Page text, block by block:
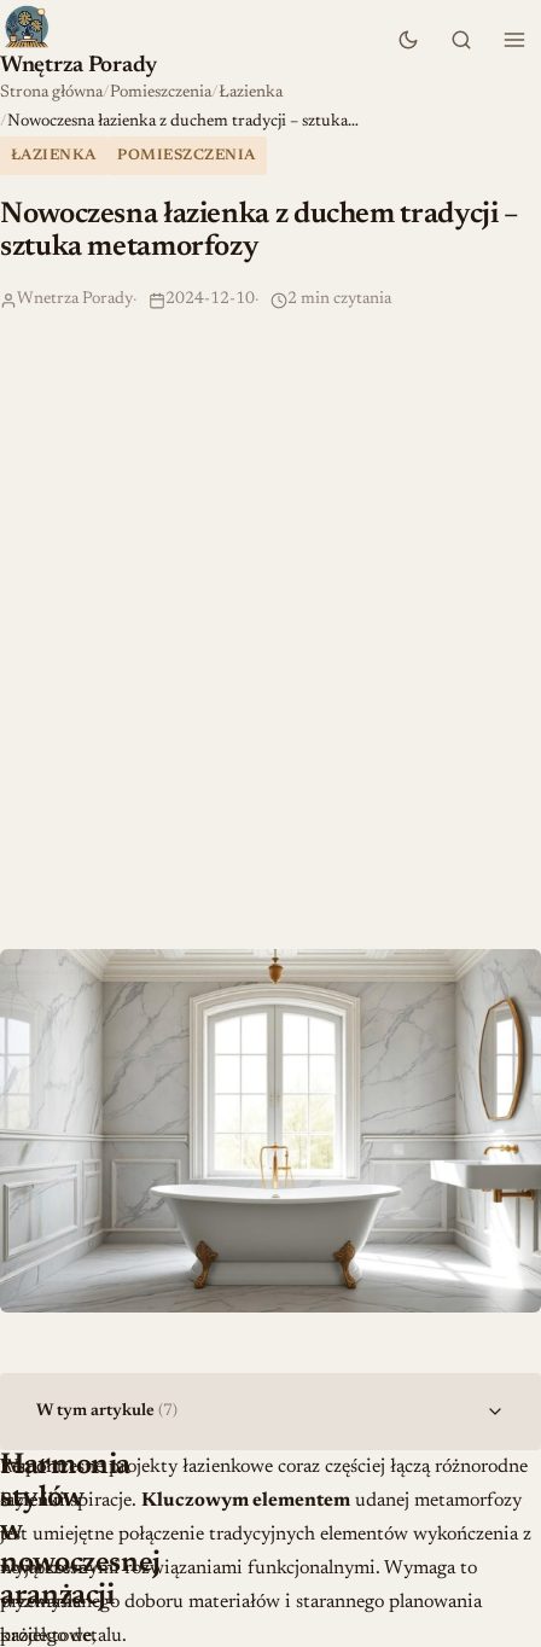
Wnętrza Porady
Strona główna Pomieszczenia Łazienka
Nowoczesna łazienka z duchem tradycji – sztuka…
ŁAZIENKA POMIESZCZENIA
Nowoczesna łazienka z duchem tradycji –
sztuka metamorfozy
Wnetrza Porady 2024-12-10 2 min czytania
W tym artykule (7)
Remont
łazienki
to
wyjątkowe
wyzwanie
projektowe,
Harmonia
stylów
w
nowoczesnej
aranżacji
Współczesne projekty łazienkowe coraz częściej łączą różnorodne
style i inspiracje. Kluczowym elementem udanej metamorfozy
jest umiejętne połączenie tradycyjnych elementów wykończenia z
nowoczesnymi rozwiązaniami funkcjonalnymi. Wymaga to
przemyślanego doboru materiałów i starannego planowania
każdego detalu.